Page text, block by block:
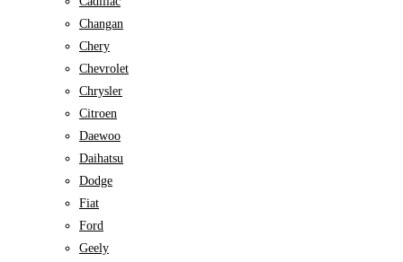
Changan
Chery
Chevrolet
Chrysler
Citroen
Daewoo
Daihatsu
Dodge
Fiat
Ford
Geely